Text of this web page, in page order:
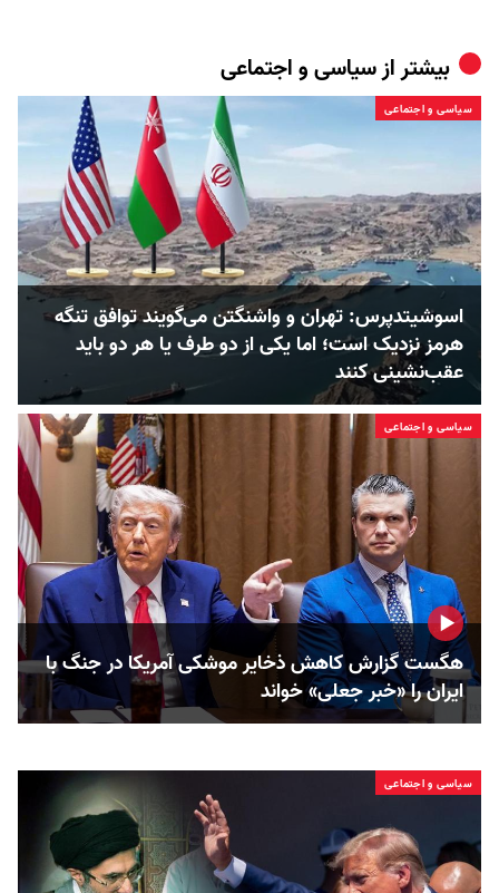
بیشتر ازسیاسی و اجتماعی
سیاسی و اجتماعی
اسوشیتدپرس: تهران و واشنگتن می‌گویند توافق تنگه
هرمز نزدیک است؛ اما یکی از دو طرف یا هر دو باید
عقب‌نشینی کنند
سیاسی و اجتماعی
هگست گزارش کاهش ذخایر موشکی آمریکا در جنگ با
ایران را «خبر جعلی» خواند
سیاسی و اجتماعی